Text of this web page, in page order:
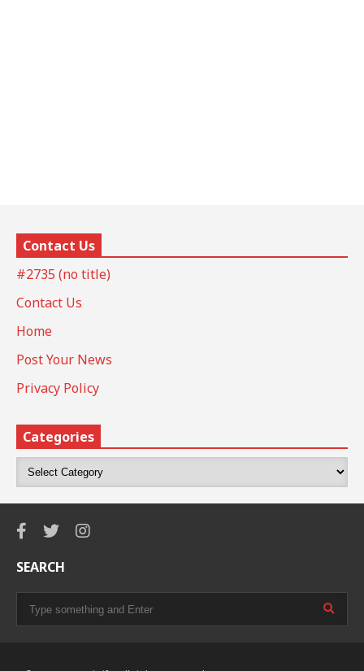
Contact Us
#2735 (no title)
Contact Us
Home
Post Your News
Privacy Policy
Categories
SEARCH